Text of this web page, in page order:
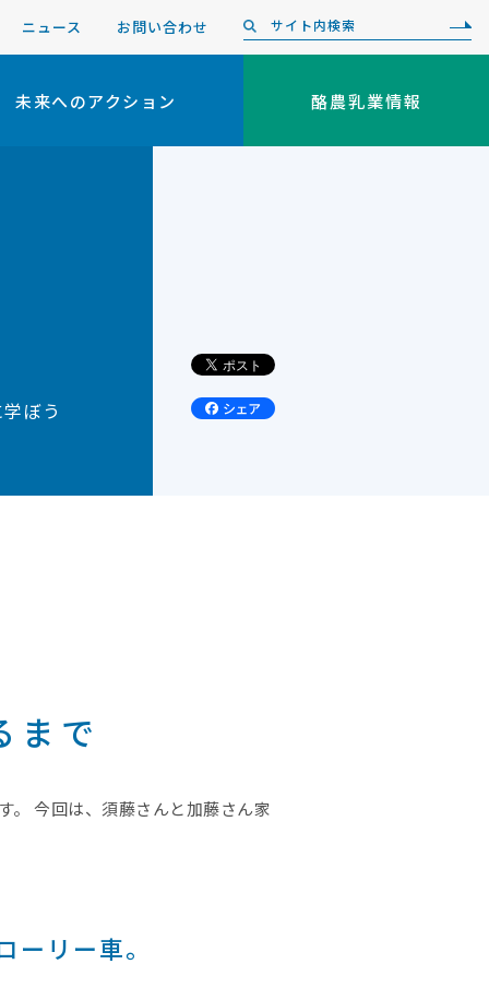
ニュース お問い合わせ
未来へのアクション 酪農乳業情報
ぼう
まで
。 今回は、須藤さんと加藤さん家
リー車。